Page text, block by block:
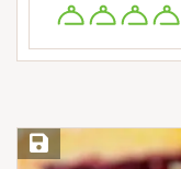
Save Recipe